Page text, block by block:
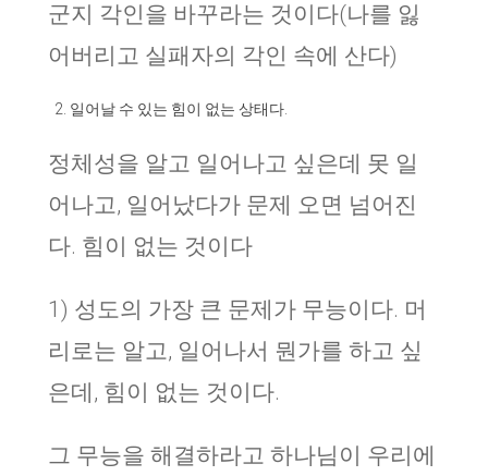
군지 각인을 바꾸라는 것이다(나를 잃
어버리고 실패자의 각인 속에 산다)
일어날 수 있는 힘이 없는 상태다.
정체성을 알고 일어나고 싶은데 못 일
어나고, 일어났다가 문제 오면 넘어진
다. 힘이 없는 것이다
1) 성도의 가장 큰 문제가 무능이다. 머
리로는 알고, 일어나서 뭔가를 하고 싶
은데, 힘이 없는 것이다.
그 무능을 해결하라고 하나님이 우리에